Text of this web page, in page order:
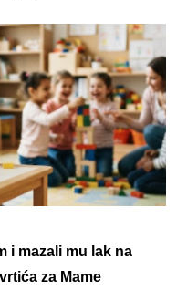
i mazali mu lak na
za Mame